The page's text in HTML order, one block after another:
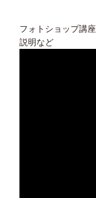
フォトショップ講
説明など